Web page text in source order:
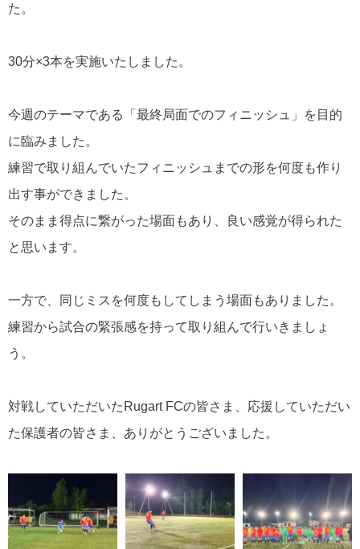
た。
30分×3本を実施いたしました。
今週のテーマである「最終局面でのフィニッシュ」を目的
に臨みました。
練習で取り組んでいたフィニッシュまでの形を何度も作り
出す事ができました。
そのまま得点に繋がった場面もあり、良い感覚が得られた
と思います。
一方で、同じミスを何度もしてしまう場面もありました。
練習から試合の緊張感を持って取り組んで行いきましょ
う。
対戦していただいたRugart FCの皆さま、応援していただい
た保護者の皆さま、ありがとうございました。